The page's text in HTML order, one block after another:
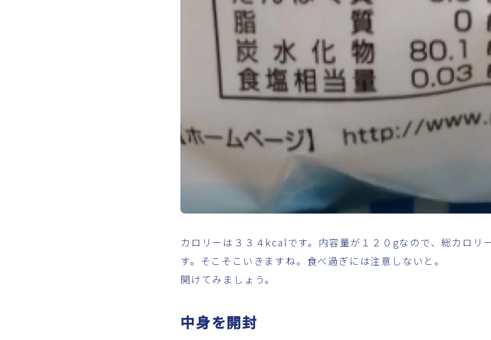
カロリーは３３４kcalです。内容量が１２０gなので、総カロリ
す。そこそこいきますね。食べ過ぎには注意しないと。
開けてみましょう。
中身を開封